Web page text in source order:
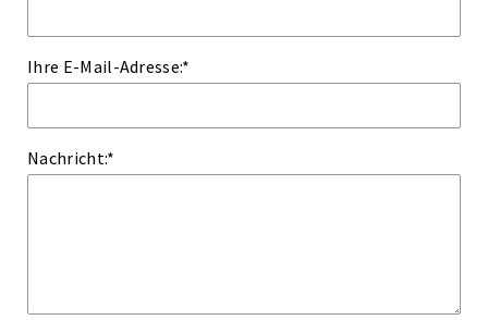
Ihre E-Mail-Adresse:*
Nachricht:*